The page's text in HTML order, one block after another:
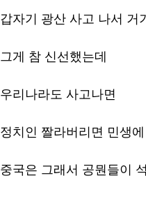
갑자기 광산 사고 나서 거
그게 참 신선했는데
우리나라도 사고나면
정치인 짤라버리면 민생
중국은 그래서 공뭔들이